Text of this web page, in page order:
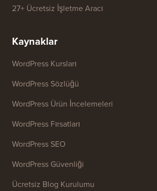
27+ Ücretsiz İşletme Aracı
Kaynaklar
WordPress Kursları
WordPress Sözlüğü
WordPress Ürün İncelemeleri
WordPress Fırsatları
WordPress SEO
WordPress Güvenliği
Ücretsiz Blog Kurulumu